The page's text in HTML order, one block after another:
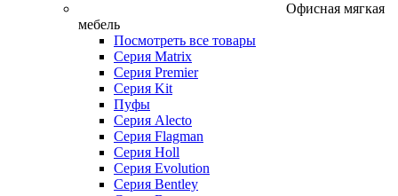
Офисная мягкая
мебель
Посмотреть все товары
Серия Matrix
Серия Premier
Серия Kit
Пуфы
Серия Alecto
Серия Flagman
Серия Holl
Серия Evolution
Серия Bentley